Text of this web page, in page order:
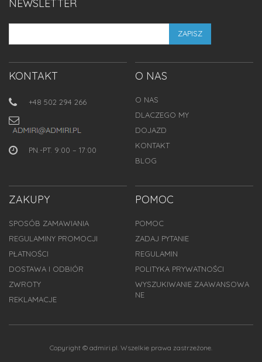
NEWSLETTER
ZAPISZ
KONTAKT
+48 502 294 266
PN.-PT. 9:00 – 17:00
O NAS
O NAS
DLACZEGO MY
DOJAZD
KONTAKT
BLOG
ZAKUPY
SPOSÓB ZAMAWIANIA
REGULAMINY PROMOCJI
PŁATNOŚCI
DOSTAWA I ODBIÓR
ZWROTY
REKLAMACJE
POMOC
POMOC
ZADAJ PYTANIE
REGULAMIN
POLITYKA PRYWATNOŚCI
WYSZUKIWANIE ZAAWANSOWA
NE
Copyright © admiri.pl. Wszelkie prawa zastrzeżone.